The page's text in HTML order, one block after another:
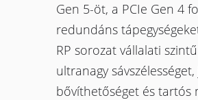
Gen 5-öt, a PCIe Gen 4
redundáns
RP sorozat vállalati
ultranagy
bővíthetőséget és tartós